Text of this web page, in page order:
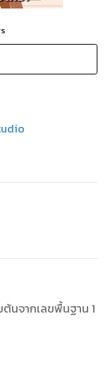
ต้นจากเลขพื้นฐาน 1
างๆ ถึง 3 ทั้ง